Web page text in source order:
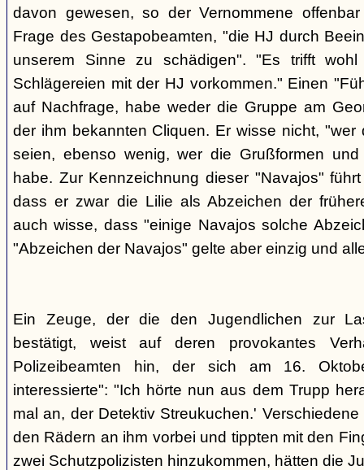
davon gewesen, so der Vernommene
Frage des Gestapobeamten, "die HJ durch
unserem Sinne zu schädigen". "Es trifft
Schlägereien mit der HJ vorkommen." Einen
auf Nachfrage, habe weder die Gruppe am
der ihm bekannten Cliquen. Er wisse nicht, "wer
seien, ebenso wenig, wer die Grußformen
habe. Zur Kennzeichnung dieser "Navajos"
dass er zwar die Lilie als Abzeichen der
auch wisse, dass "einige Navajos solche
"Abzeichen der Navajos" gelte aber einzig und
Ein Zeuge, der die den Jugendlichen zur
bestätigt, weist auf deren provokantes
Polizeibeamten hin, der sich am 16.
interessierte": "Ich hörte nun aus dem Trupp
mal an, der Detektiv Streukuchen.'
den Rädern an ihm vorbei und tippten mit den
zwei Schutzpolizisten hinzukommen, hätten die